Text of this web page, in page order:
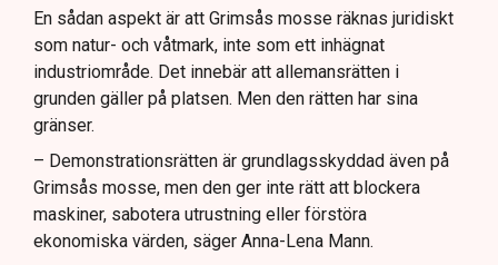
En sådan aspekt är att Grimsås mosse räknas juridiskt
som natur- och våtmark, inte som ett inhägnat
industriområde. Det innebär att allemansrätten i
grunden gäller på platsen. Men den rätten har sina
gränser.
– Demonstrationsrätten är grundlagsskyddad även på
Grimsås mosse, men den ger inte rätt att blockera
maskiner, sabotera utrustning eller förstöra
ekonomiska värden, säger Anna-Lena Mann.